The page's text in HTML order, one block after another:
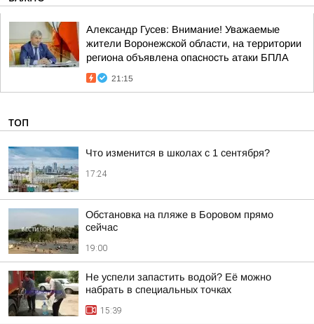
Александр Гусев: Внимание! Уважаемые
жители Воронежской области, на территории
региона объявлена опасность атаки БПЛА
21:15
ТОП
Что изменится в школах с 1 сентября?
17:24
Обстановка на пляже в Боровом прямо
сейчас
19:00
Не успели запастить водой? Её можно
набрать в специальных точках
15:39